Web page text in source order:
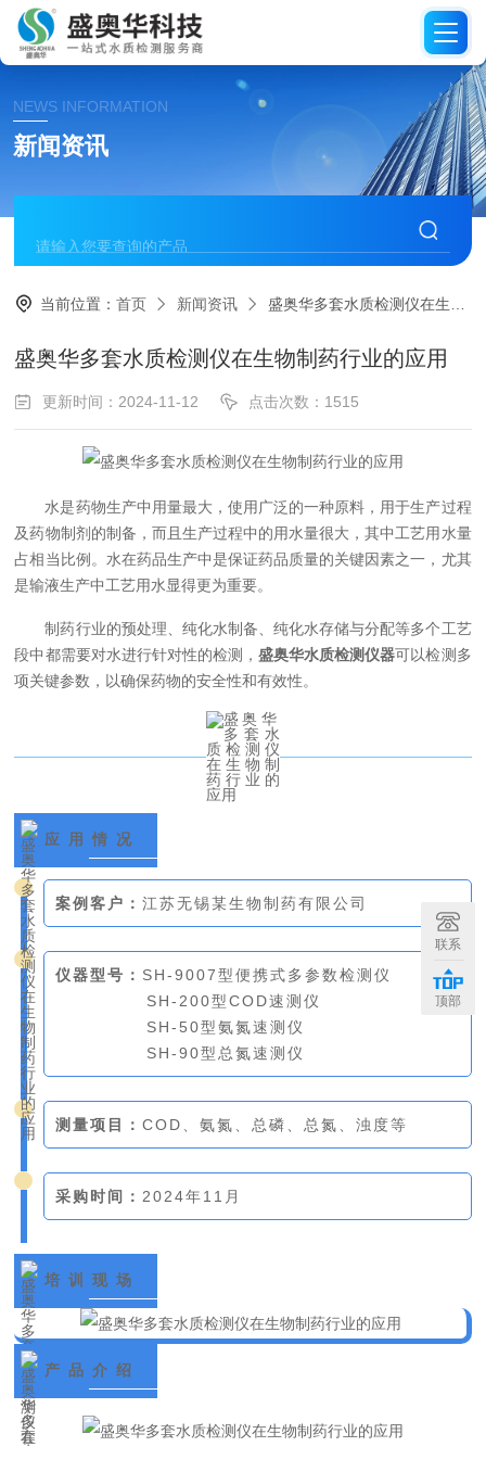
NEWS INFORMATION
新闻资讯
当前位置：首页 新闻资讯 盛奥华多套水质检测仪在生物制药行业的应用
盛奥华多套水质检测仪在生物制药行业的应用
更新时间：2024-11-12 点击次数：1515
水是药物生产中用量最大，使用广泛的一种原料，用于生产过程
及药物制剂的制备，而且生产过程中的用水量很大，其中工艺用水量
占相当比例。水在药品生产中是保证药品质量的关键因素之一，尤其
是输液生产中工艺用水显得更为重要。
制药行业的预处理、纯化水制备、纯化水存储与分配等多个工艺
段中都需要对水进行针对性的检测，盛奥华水质检测仪器可以检测多
项关键参数，以确保药物的安全性和有效性。
应 用 情 况
案例客户：江苏无锡某生物制药有限公司
仪器型号： SH-9007型便携式多参数检测仪
SH-200型COD速测仪
SH-50型氨氮速测仪
SH-90型总氮速测仪
测量项目：COD、氨氮、总磷、总氮、浊度等
采购时间： 2024年11月
培 训 现 场
产 品 介 绍
联系
顶部